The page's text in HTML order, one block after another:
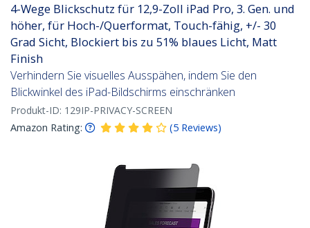
4-Wege Blickschutz für 12,9-Zoll iPad Pro, 3. Gen. und
höher, für Hoch-/Querformat, Touch-fähig, +/- 30
Grad Sicht, Blockiert bis zu 51% blaues Licht, Matt
Finish
Verhindern Sie visuelles Ausspähen, indem Sie den
Blickwinkel des iPad-Bildschirms einschränken
Produkt-ID: 129IP-PRIVACY-SCREEN
Amazon Rating:
(5 Reviews)